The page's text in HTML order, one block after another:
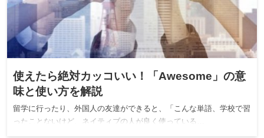
使えたら絶対カッコいい！「Awesome」の意
味と使い方を解説
留学に行ったり、外国人の友達ができると、「こんな単語、学校で習
ったことないけど、ネイティブの人が良く使っている…